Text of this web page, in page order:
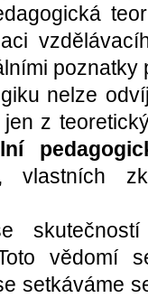
poznatky
nelze
z
vlastních
vědomí
setkáváme